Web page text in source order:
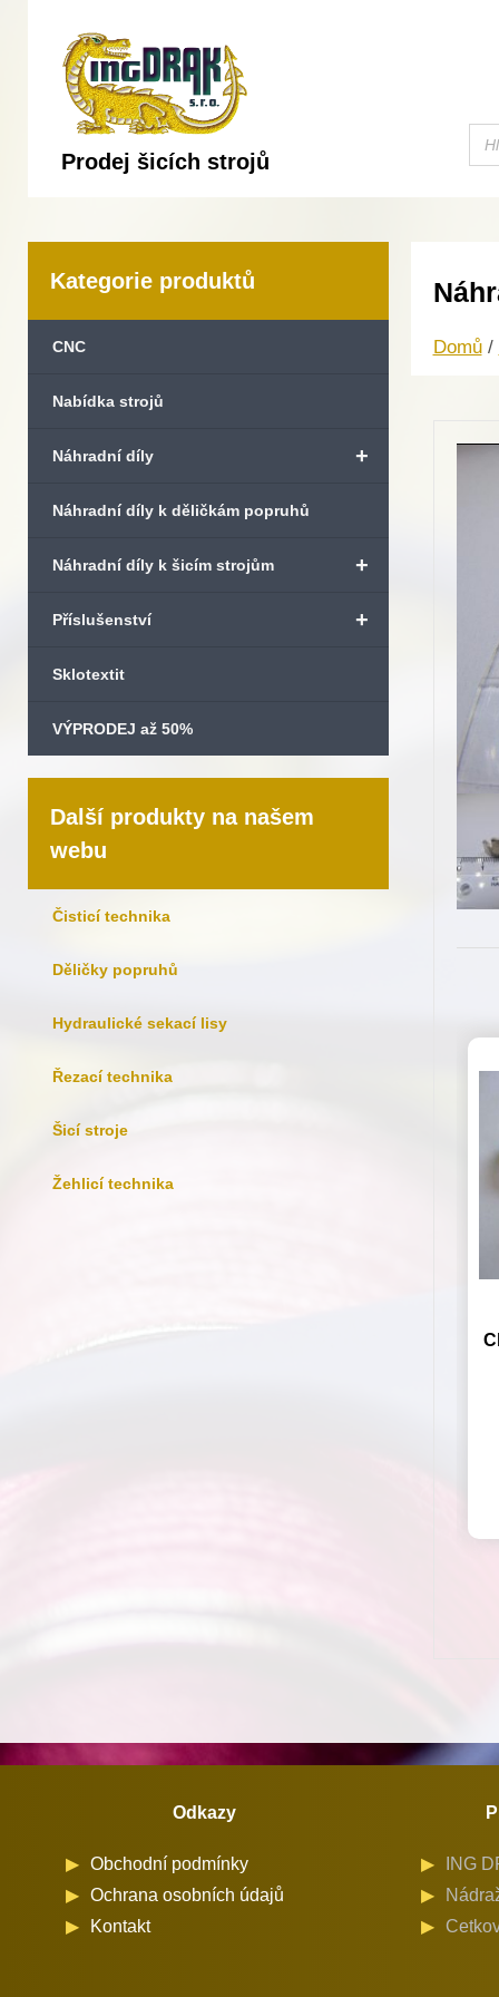
Prodej šicích strojů
Kategorie produktů
CNC
Nabídka strojů
+
Náhradní díly
Náhradní díly k děličkám popruhů
+
Náhradní díly k šicím strojům
+
Příslušenství
Sklotextit
VÝPRODEJ až 50%
Další produkty na našem
webu
Čisticí technika
Děličky popruhů
Hydraulické sekací lisy
Řezací technika
Šicí stroje
Žehlicí technika
Domů/
Odkazy
Obchodní podmínky
Ochrana osobních údajů
Kontakt
ING